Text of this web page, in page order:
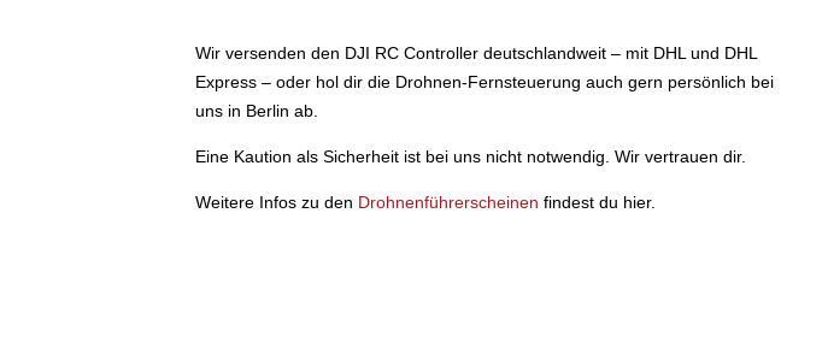
Wir versenden den DJI RC Controller deutschlandweit – mit DHL und DHL
Express – oder hol dir die Drohnen-Fernsteuerung auch gern persönlich bei
uns in Berlin ab.
Eine Kaution als Sicherheit ist bei uns nicht notwendig. Wir vertrauen dir.
Weitere Infos zu den Drohnenführerscheinen findest du hier.